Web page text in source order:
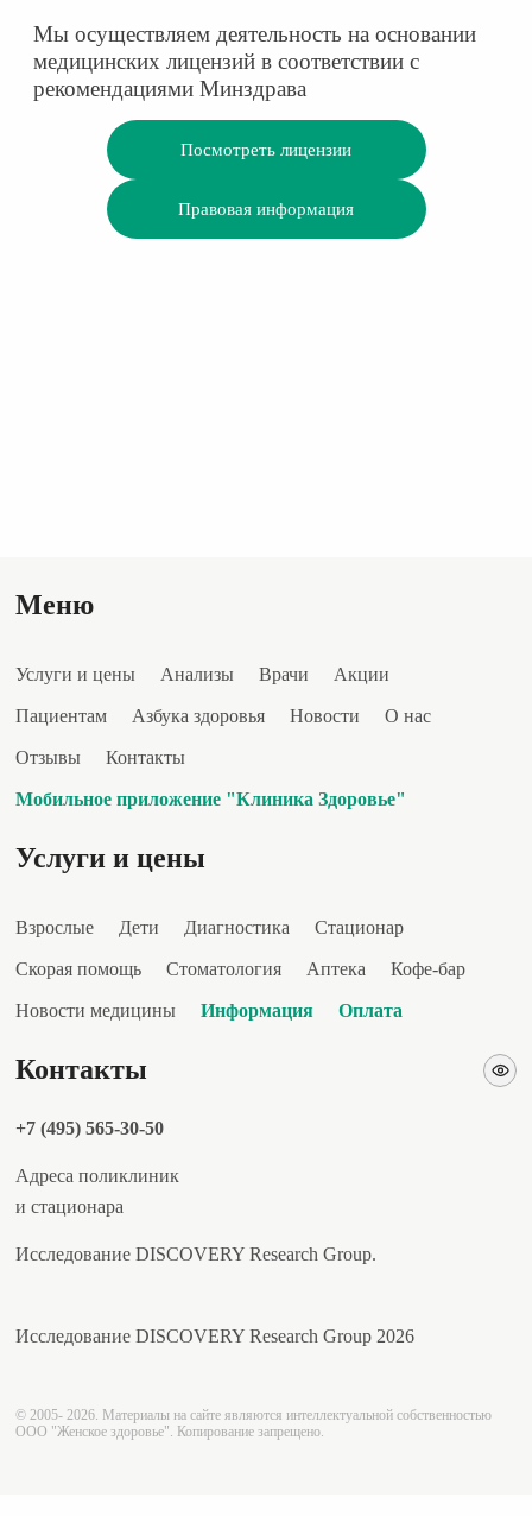
Мы осуществляем деятельность на основании
медицинских лицензий в соответствии с
рекомендациями Минздрава
Посмотреть лицензии
Правовая информация
Меню
Услуги и цены Анализы Врачи Акции
Пациентам Азбука здоровья Новости О нас
Отзывы Контакты
Мобильное приложение "Клиника Здоровье"
Услуги и цены
Взрослые Дети Диагностика Стационар
Скорая помощь Стоматология Аптека Кофе-бар
Новости медицины Информация Оплата
Контакты
+7 (495) 565-30-50
Адреса поликлиник
и стационара
Исследование DISCOVERY Research Group.
Исследование DISCOVERY Research Group 2026
© 2005- 2026. Материалы на сайте являются интеллектуальной собственностью
ООО "Женское здоровье". Копирование запрещено.